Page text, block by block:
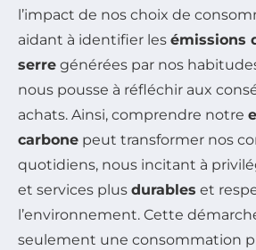
l’impact de nos choix de
aidant à identifier les émissions
serre générées par nos
nous pousse à réfléchir aux
achats. Ainsi, comprendre notre
carbone peut transformer nos
quotidiens, nous incitant à
et services plus durables et
l’environnement. Cette
seulement une consommation